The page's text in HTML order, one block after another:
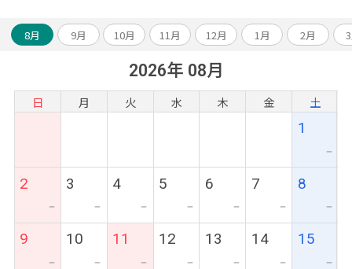
8月 9月 10月 11月 12月 1月 2月
2026年 08月
日 月 火 水 木 金 土
1
ー
2
ー
3
ー
4
ー
5
ー
6
ー
7
ー
8
ー
9
ー
10
ー
11
ー
12
ー
13
ー
14
ー
15
ー